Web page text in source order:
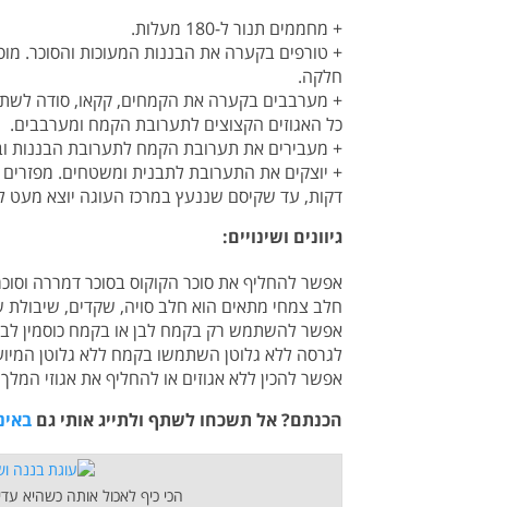
+ מחממים תנור ל-180 מעלות.
+ טורפים בקערה את הבננות המעוכות והסוכר.
חלקה.
+ מערבבים בקערה את הקמחים, קקאו, סודה
כל האגוזים הקצוצים לתערובת הקמח ומערבבים.
+ מעבירים את תערובת הקמח לתערובת הבננות
דקות, עד שקיסם שננעץ במרכז העוגה יוצא מעט
גיוונים ושינויים:
אפשר להחליף את סוכר הקוקוס בסוכר דמררה וסוכר
חלב צמחי מתאים הוא חלב סויה, שקדים, שיבולת
אפשר להשתמש רק בקמח לבן או בקמח כוסמין
לגרסה ללא גלוטן השתמשו בקמח ללא גלוטן
אפשר להכין ללא אגוזים או להחליף את אגוזי
הכנתם? אל תשכחו לשתף ולתייג אותי גם
הכי כיף לאכול אותה כשהיא